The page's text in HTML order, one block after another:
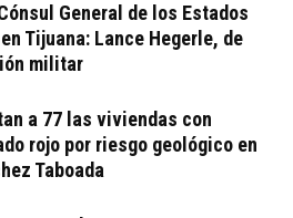
General de los Estados
Tijuana: Lance Hegerle, de
militar
a 77 las viviendas con
rojo por riesgo geológico en
Taboada